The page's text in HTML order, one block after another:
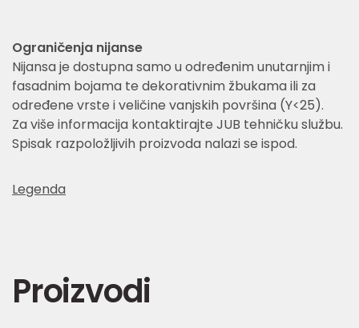
Ograničenja nijanse
Nijansa je dostupna samo u određenim unutarnjim i
fasadnim bojama te dekorativnim žbukama ili za
određene vrste i veličine vanjskih površina (Y<25).
Za više informacija kontaktirajte JUB tehničku službu.
Spisak razpoložljivih proizvoda nalazi se ispod.
Legenda
Proizvodi